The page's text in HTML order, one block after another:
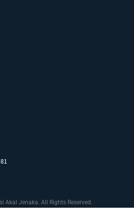
Akal Jenaka. All Rights Reserved.